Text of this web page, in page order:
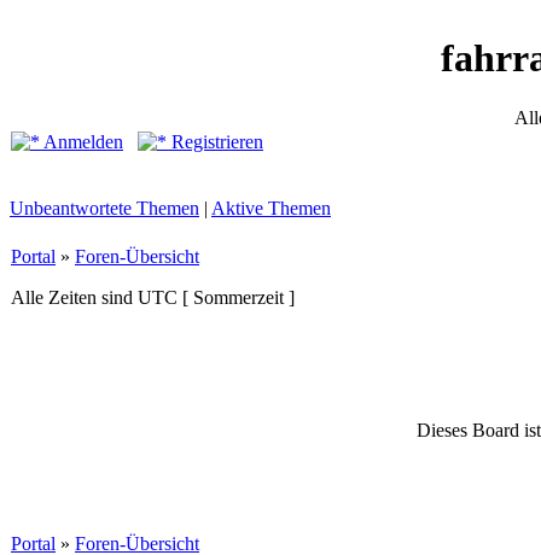
Anmelden
Registrieren
Unbeantwortete Themen | Aktive Themen
Portal » Foren-Übersicht
Alle Zeiten sind UTC [ Sommerzeit ]
Dieses Board
Portal » Foren-Übersicht